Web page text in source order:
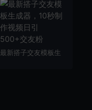
最新搭子交友模板生